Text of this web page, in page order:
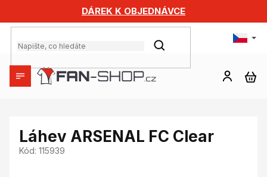
obsah
DÁREK K OBJEDNÁVCE
HLEDAT
Láhev ARSENAL FC Clear
Kód: 115939